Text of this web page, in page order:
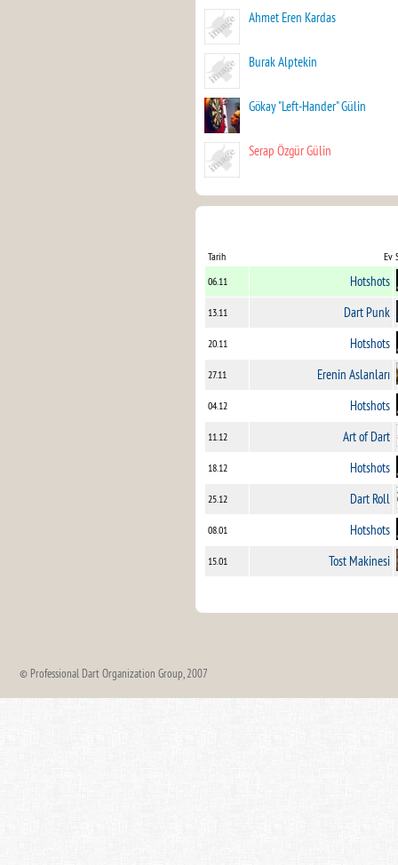
Ahmet Eren Kardas
Burak Alptekin
Gökay "Left-Hander" Gülin
Serap Özgür Gülin
Tarih
Ev
06.11
Hotshots
13.11 Dart Punk
20.11 Hotshots
27.11 Erenin Aslanları
04.12 Hotshots
11.12 Art of Dart
18.12 Hotshots
25.12 Dart Roll
08.01 Hotshots
15.01 Tost Makinesi
© Professional Dart Organization Group, 2007